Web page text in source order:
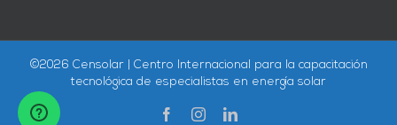
©2026 Censolar | Centro Internacional para la capacitación
tecnológica de especialistas en energía solar
FacebookInstagramLinkedIn